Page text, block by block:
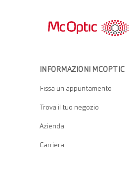
INFORMAZIONI MCOPTIC
Fissa un appuntamento
Trova il tuo negozio
Azienda
Carriera